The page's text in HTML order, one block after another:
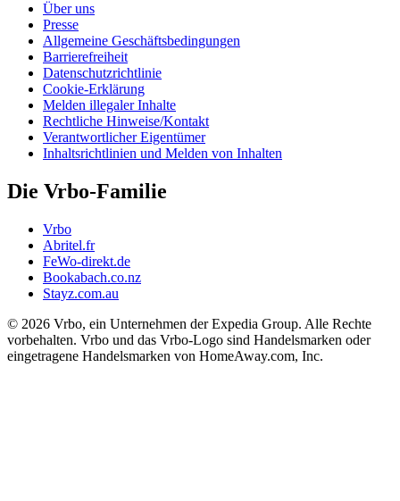
Über uns
Presse
Allgemeine Geschäftsbedingungen
Barrierefreiheit
Datenschutzrichtlinie
Cookie-Erklärung
Melden illegaler Inhalte
Rechtliche Hinweise/Kontakt
Verantwortlicher Eigentümer
Inhaltsrichtlinien und Melden von Inhalten
Die Vrbo-Familie
Vrbo
Abritel.fr
FeWo-direkt.de
Bookabach.co.nz
Stayz.com.au
© 2026 Vrbo, ein Unternehmen der Expedia Group. Alle Rechte
vorbehalten. Vrbo und das Vrbo-Logo sind Handelsmarken oder
eingetragene Handelsmarken von HomeAway.com, Inc.